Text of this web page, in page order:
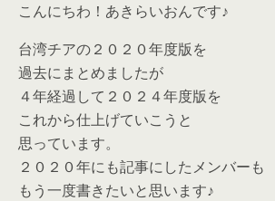
こんにちわ！あきらいおんです♪
台湾チアの２０２０年度版を
過去にまとめましたが
４年経過して２０２４年度版を
これから仕上げていこうと
思っています。
２０２０年にも記事にしたメンバーも
もう一度書きたいと思います♪